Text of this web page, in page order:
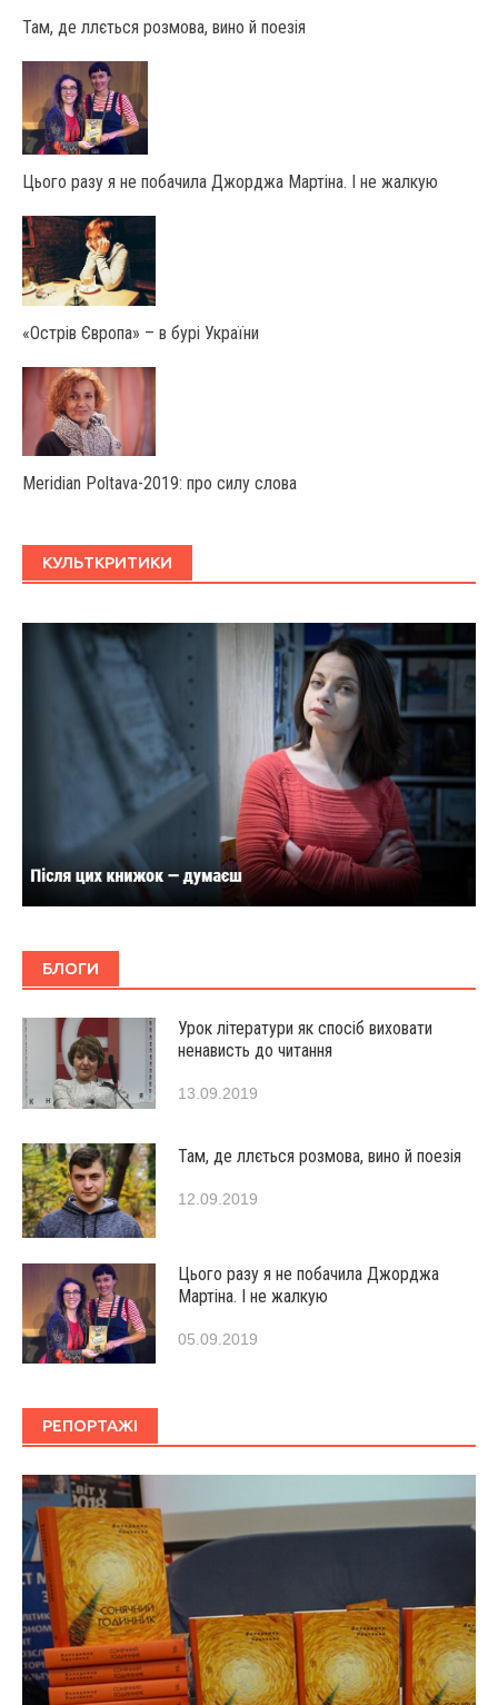
Там, де ллється розмова, вино й поезія
Цього разу я не побачила Джорджа Мартіна. І не жалкую
«Острів Європа» – в бурі України
Мeridian Poltava-2019: про силу слова
КУЛЬТКРИТИКИ
БЛОГИ
Урок літератури як спосіб виховати
ненависть до читання
13.09.2019
Там, де ллється розмова, вино й поезія
12.09.2019
Цього разу я не побачила Джорджа
Мартіна. І не жалкую
05.09.2019
РЕПОРТАЖІ